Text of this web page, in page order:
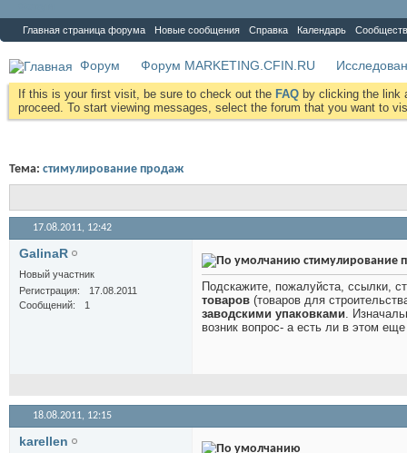
Главная страница форума Новые сообщения Справка Календарь
Форум Форум MARKETING.CFIN.RU
If this is your first visit, be sure to check out the FAQ by clicking the link
proceed. To start viewing messages, select the forum that you want to
Тема: стимулирование продаж
17.08.2011, 12:42
GalinaR
Новый участник
Регистрация
17.08.2011
Сообщений
1
стимулирование
Подскажите, пожалуйста, ссылки,
товаров (товаров для
заводскими упаковками.
возник вопрос- а есть ли в этом
18.08.2011, 12:15
karellen